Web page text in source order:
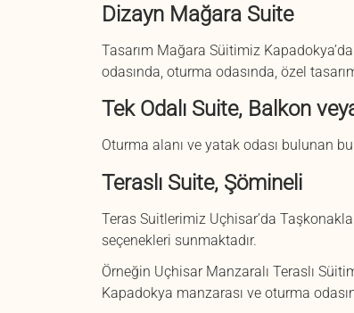
Dizayn Mağara Suite
Tasarım Mağara Süitimiz
odasında, oturma odasında, özel
Tek Odalı Suite, Balkon
Oturma alanı ve yatak odası bulunan
Teraslı Suite, Şömineli
Teras Suitlerimiz Uçhisar’da
seçenekleri sunmaktadır.
Örneğin Uçhisar Manzaralı Teraslı
Kapadokya manzarası ve oturma